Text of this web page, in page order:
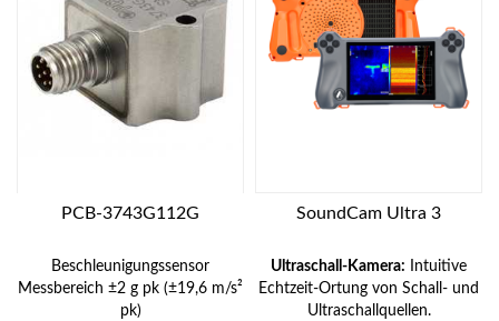
PCB-3743G112G
Beschleunigungssensor
Messbereich ±2 g pk (±19,6 m/s²
pk)
SoundCam Ultra 3
Ultraschall-Kamera: Intuitive
Echtzeit-Ortung von Schall- und
Ultraschallquellen.